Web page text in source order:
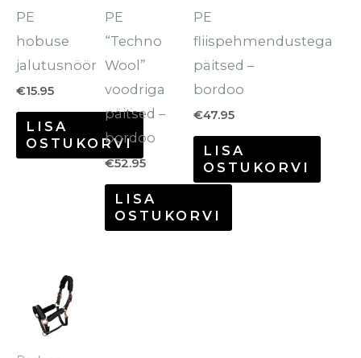
PE
hobuse
jalutusnöör
€15.95
LISA
OSTUKORVI
PE
“Techno
Wool”
voodriga
päitsed –
bordoo
€52.95
LISA
OSTUKORVI
varianti.
Valikuid
saab
tootelehel.
PE
fliispehmendustega
päitsed –
bordoo
€47.95
LISA
OSTUKORVI
varianti.
Valikuid
saab
teha
tootel
mitu